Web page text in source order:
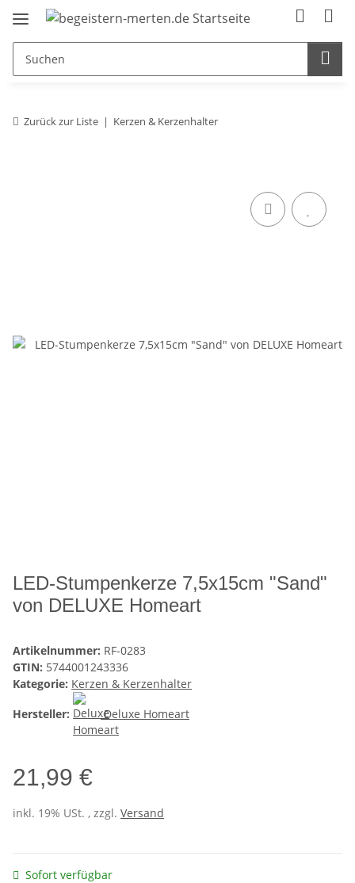
Zurück zur Liste Kerzen & Kerzenhalter
LED-Stumpenkerze 7,5x15cm "Sand"
von DELUXE Homeart
Artikelnummer: RF-0283
GTIN: 5744001243336
Kategorie: Kerzen & Kerzenhalter
Hersteller:
Deluxe Homeart
21,99 €
inkl. 19% USt. , zzgl. Versand
Sofort verfügbar